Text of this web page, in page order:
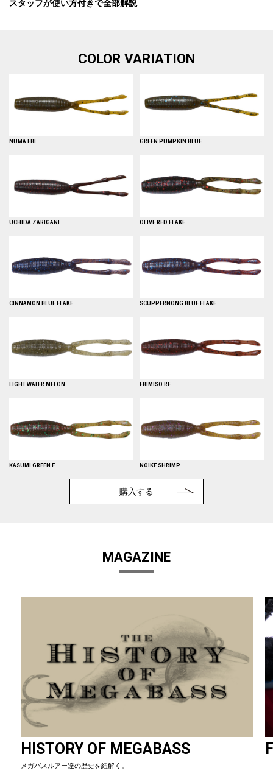
スタッフが使い方付きで全部解説
COLOR VARIATION
NUMA EBI GREEN PUMPKIN BLUE
UCHIDA ZARIGANI OLIVE RED FLAKE
CINNAMON BLUE FLAKE SCUPPERNONG BLUE FLAKE
LIGHT WATER MELON EBIMISO RF
KASUMI GREEN F NOIKE SHRIMP
購入する
MAGAZINE
HISTORY OF MEGABASS
メガバスルアー達の歴史を紐解く。